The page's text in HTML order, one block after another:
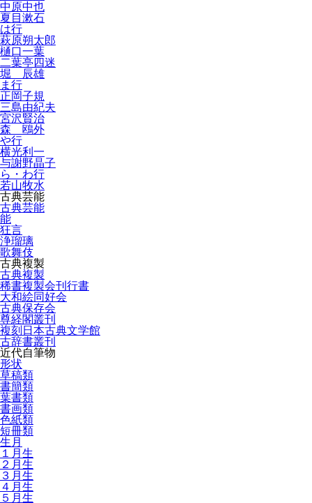
中原中也
夏目漱石
は行
萩原朔太郎
樋口一葉
二葉亭四迷
堀 辰雄
ま行
正岡子規
三島由紀夫
宮沢賢治
森 鴎外
や行
横光利一
与謝野晶子
ら・わ行
若山牧水
古典芸能
古典芸能
能
狂言
浄瑠璃
歌舞伎
古典複製
古典複製
稀書複製会刊行書
大和絵同好会
古典保存会
尊経閣叢刊
複刻日本古典文学館
古辞書叢刊
近代自筆物
形状
草稿類
書簡類
葉書類
書画類
色紙類
短冊類
生月
１月生
２月生
３月生
４月生
５月生